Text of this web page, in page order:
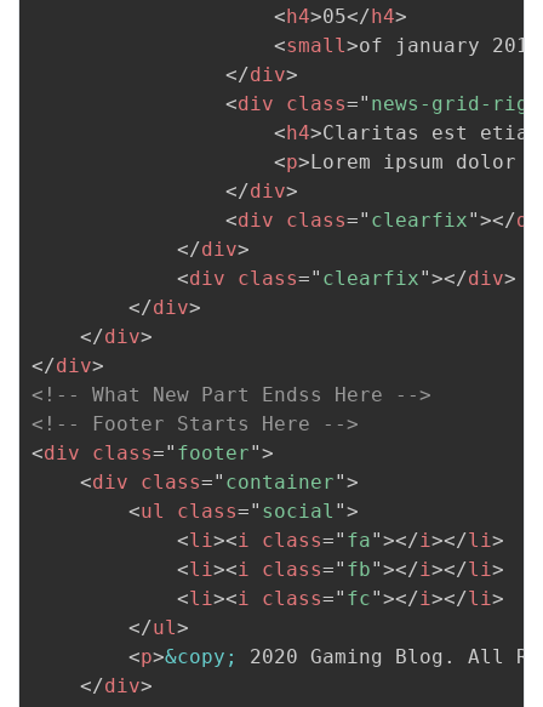
<h4>05</h4>
<small >of january 2015
</div>
<div class=" news-grid-
<h4>Claritas est etiam
<p>Lorem ipsum
</div>
<div class=" clearfix"></
</div>
<div class=" clearfix"></div>
</div>
</div>
</div>
<!-- What New Part Endss Here -->
<!-- Footer Starts Here -->
<div class=" footer">
<div class=" container">
<ul class=" social ">
<li ><i class=" fa"></i ></li >
<li ><i class=" fb"></i ></li >
<li ><i class=" fc"></i ></li >
</ul >
<p>&copy;
2020 Gaming Blog. All
</div>